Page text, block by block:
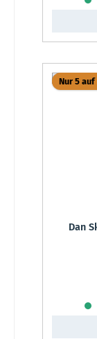
Nur 5 auf
Dan